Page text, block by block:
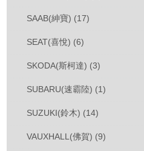
SAAB(紳寶) (17)
SEAT(喜悅) (6)
SKODA(斯柯達) (3)
SUBARU(速霸陸) (1)
SUZUKI(鈴木) (14)
VAUXHALL(佛賀) (9)